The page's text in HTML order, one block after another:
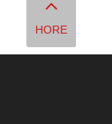
HORE